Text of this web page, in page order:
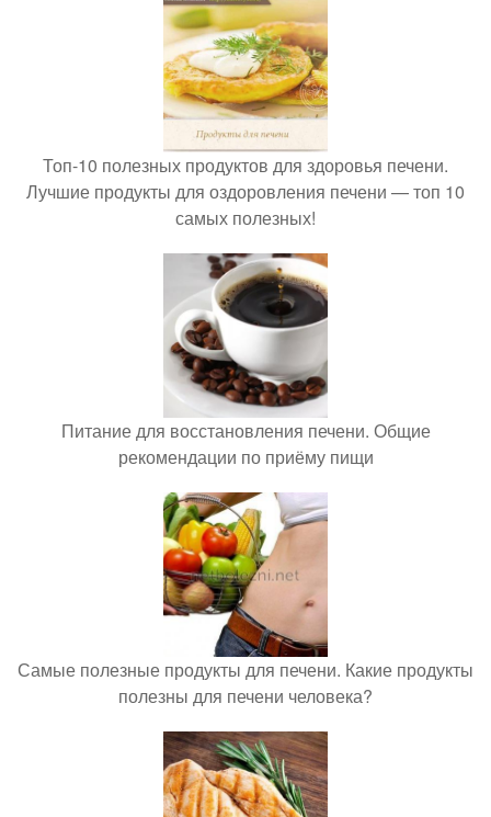
Топ-10 полезных продуктов для здоровья печени.
Лучшие продукты для оздоровления печени — топ 10
самых полезных!
Питание для восстановления печени. Общие
рекомендации по приёму пищи
Самые полезные продукты для печени. Какие продукты
полезны для печени человека?